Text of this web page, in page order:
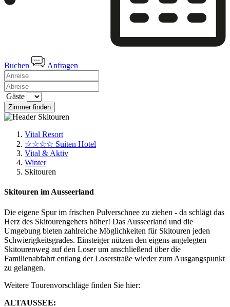
Buchen Anfragen
Gäste
Zimmer finden
Vital Resort
☆☆☆☆ Suiten Hotel
Vital & Aktiv
Winter
Skitouren
Skitouren im Ausseerland
Die eigene Spur im frischen Pulverschnee zu ziehen - da schlägt das
Herz des Skitourengehers höher! Das Ausseerland und die
Umgebung bieten zahlreiche Möglichkeiten für Skitouren jeden
Schwierigkeitsgrades. Einsteiger nützen den eigens angelegten
Skitourenweg auf den Loser um anschließend über die
Familienabfahrt entlang der Loserstraße wieder zum Ausgangspunkt
zu gelangen.
Weitere Tourenvorschläge finden Sie hier:
ALTAUSSEE: